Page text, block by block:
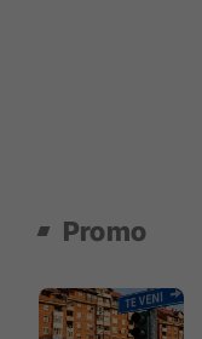
Promo